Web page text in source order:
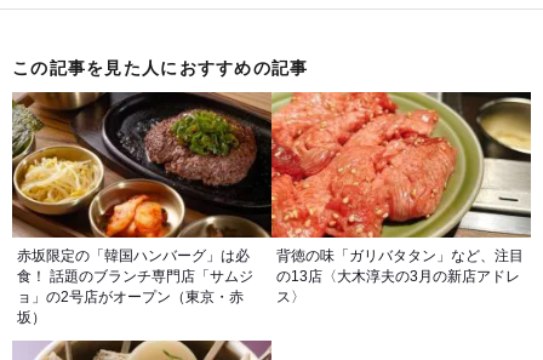
この記事を見た人におすすめの記事
赤坂限定の「韓国ハンバーグ」は必
食！ 話題のブランチ専門店「サムジ
ョ」の2号店がオープン（東京・赤
坂）
背徳の味「ガリバタタン」など、注目
の13店〈大木淳夫の3月の新店アドレ
ス〉